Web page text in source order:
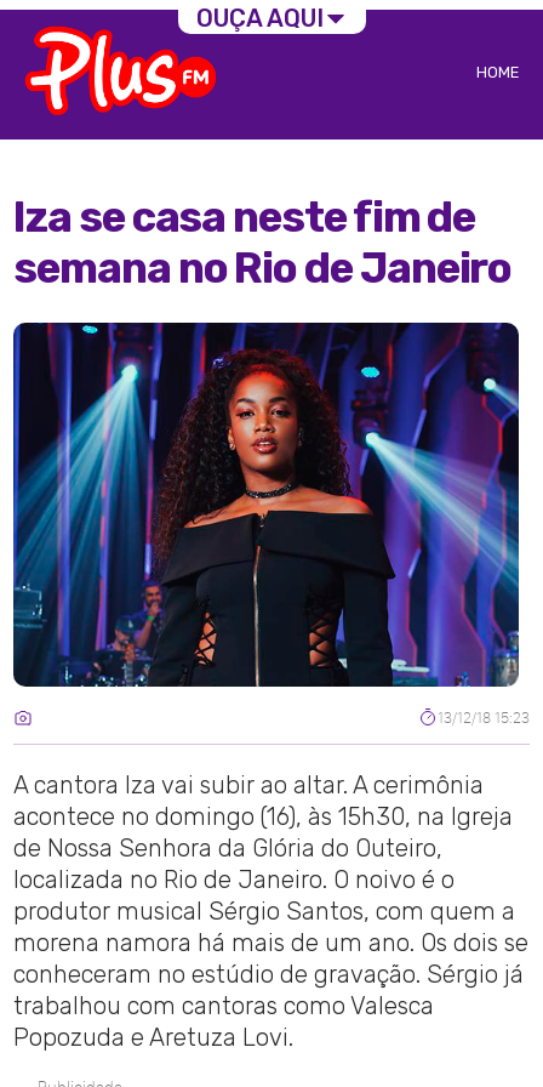
HOME
Iza se casa neste fim de
semana no Rio de Janeiro
13/12/18 15:23
A cantora Iza vai subir ao altar. A cerimônia
acontece no domingo (16), às 15h30, na Igreja
de Nossa Senhora da Glória do Outeiro,
localizada no Rio de Janeiro. O noivo é o
produtor musical Sérgio Santos, com quem a
morena namora há mais de um ano. Os dois se
conheceram no estúdio de gravação. Sérgio já
trabalhou com cantoras como Valesca
Popozuda e Aretuza Lovi.
OUÇA AQUI